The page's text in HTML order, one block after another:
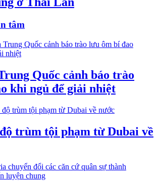
tâm
Quốc cảnh báo trào
khi ngủ để giải nhiệt
trùm tội phạm từ Dubai về